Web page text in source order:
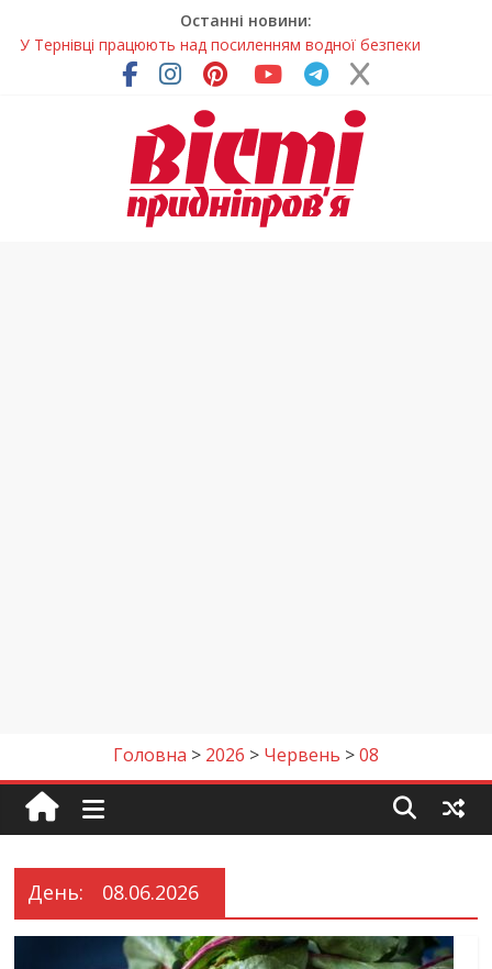
Останні новини:
У Тернівці працюють над посиленням водної безпеки
На Дніпропетровщині різко зросла кількість пожеж в
У Самарі провели незвичайний майстер-клас
Світлові рішення майстрів із Дніпра визнали найкращими в
Засинання після півночі може негативно впливати на
Головна > 2026 > Червень >08
День: 08.06.2026